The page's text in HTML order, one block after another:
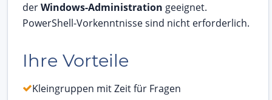
derWindows-Administration geeignet.
PowerShell-Vorkenntnisse sind nicht erforderlich.
Ihre Vorteile
Kleingruppen mit Zeit für Fragen